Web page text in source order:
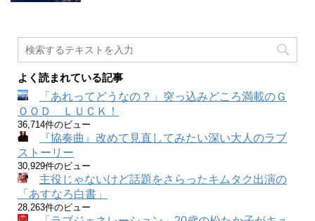
よく読まれている記事
「あれってどうなの？」突っ込みどころ満載のＧ
ＯＯＤ ＬＵＣＫ！
36,714件のビュー
『協奏曲』改めて見直してみたい深い大人のラブ
ストーリー
30,929件のビュー
主役じゃないけど話題をさらったキムタク出演の
「あすなろ白書」
28,263件のビュー